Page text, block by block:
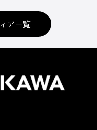
ア一覧